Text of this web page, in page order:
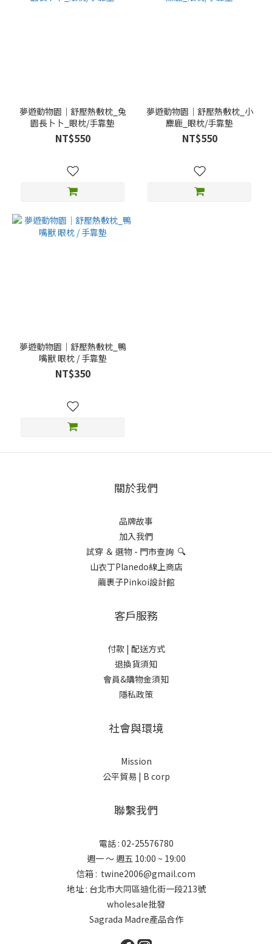
夢遊動物園｜舒壓熱敷枕_兔
園長卜卜_眼枕/手靠墊
NT$550
夢遊動物園｜舒壓熱敷枕_小
麋鹿_眼枕/手靠墊
NT$550
夢遊動物園｜舒壓熱敷枕_鴨
嘴獸 眼枕 / 手靠墊
NT$350
關於我們
品牌故事
加入我們
試穿 ＆ 選物 - 門市查詢 🔍
山衣丁Planedo線上商店
繭裹子Pinkoi設計館
客戶服務
付款 | 配送方式
退換貨須知
會員&購物金須知
隱私政策
社會與環境
Mission
公平貿易 | B corp
聯繫我們
電話 : 02-25576780
週一 ～ 週五 10:00 ~ 19:00
信箱 : twine2006@gmail.com
地址 : 台北市大同區迪化街一段213號
wholesale批發
Sagrada Madre產品合作